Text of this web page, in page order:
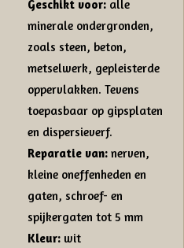
Geschikt voor: alle
minerale ondergronden,
zoals steen, beton,
metselwerk, gepleisterde
oppervlakken. Tevens
toepasbaar op gipsplaten
en dispersieverf.
Reparatie van: nerven,
kleine oneffenheden en
gaten, schroef- en
spijkergaten tot 5 mm
Kleur: wit